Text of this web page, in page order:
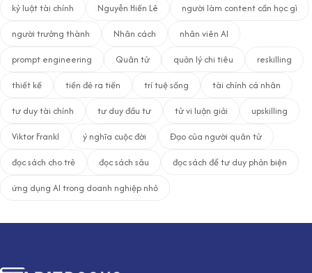
kỷ luật tài chính
Nguyễn Hiến Lê
người làm content cần học gì
người trưởng thành
Nhân cách
nhân viên AI
prompt engineering
Quân tử quản lý chi tiêu
reskilling
thiết kế
tiền đẻ ra tiền trí tuệ sống
tài chính cá nhân
tư duy tài chính
tư duy đầu tư tử vi luận giải
upskilling
Viktor Frankl
ý nghĩa cuộc đời
Đạo của người quân tử
đọc sách cho trẻ
đọc sách sâu
đọc sách để tư duy phản biện
ứng dụng AI trong doanh nghiệp nhỏ